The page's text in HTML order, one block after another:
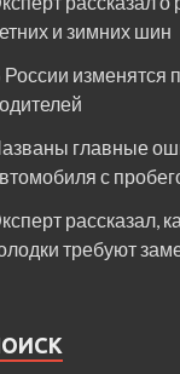
и зимних шин
России изменятся
главные
с
рассказал,
требуют